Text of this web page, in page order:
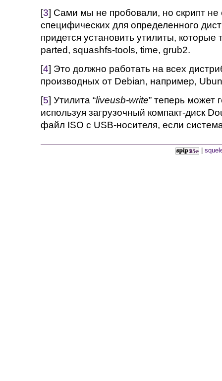
[3] Сами мы не пробовали, но скрипт не
специфических для определенного
придется установить утилиты, которые
parted, squashfs-tools, time, grub2.
[4] Это должно работать на всех
производных от Debian, например,
[5] Утилита “liveusb-write” теперь может
используя загрузочный компакт-диск
файл ISO с USB-носителя, если